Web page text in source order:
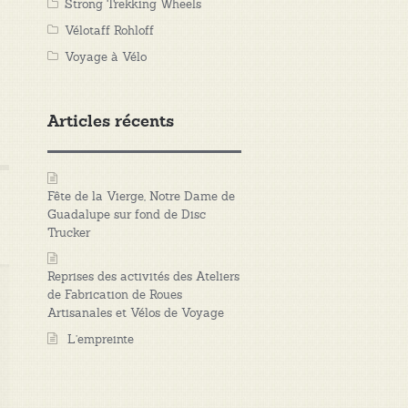
Strong Trekking Wheels
Vélotaff Rohloff
Voyage à Vélo
Articles récents
Fête de la Vierge, Notre Dame de
Guadalupe sur fond de Disc
Trucker
Reprises des activités des Ateliers
de Fabrication de Roues
Artisanales et Vélos de Voyage
L’empreinte